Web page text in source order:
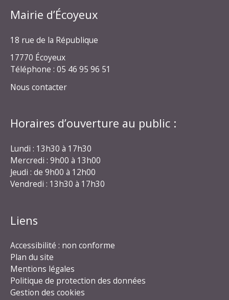
Mairie d’Écoyeux
18 rue de la République
17770 Écoyeux
Téléphone : 05 46 95 96 51
Nous contacter
Horaires d’ouverture au public :
Lundi : 13h30 à 17h30
Mercredi : 9h00 à 13h00
Jeudi : de 9h00 à 12h00
Vendredi : 13h30 à 17h30
Liens
Accessibilité : non conforme
Plan du site
Mentions légales
Politique de protection des données
Gestion des cookies